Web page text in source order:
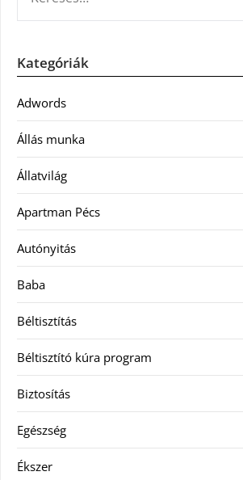
Kategóriák
Adwords
Állás munka
Állatvilág
Apartman Pécs
Autónyitás
Baba
Béltisztítás
Béltisztító kúra program
Biztosítás
Egészség
Ékszer